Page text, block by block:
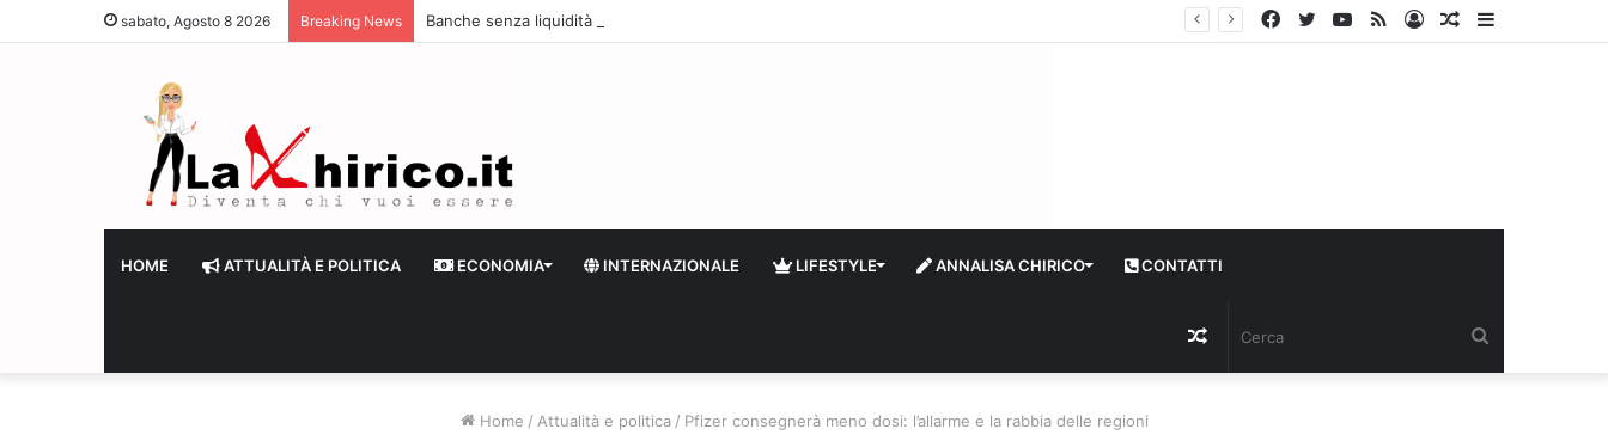
sabato, Agosto 8 2026 Breaking News Banche senza liquidità e riserve Fmi inutilizzabili: la crisi dell’economia russa
Articolo
Log
RSS
YouTube
Twitter
Facebook
HOME ATTUALITÀ E POLITICA ECONOMIA INTERNAZIONALE LIFESTYLE ANNALISA CHIRICO CONTATTI
Articolo
Home / Attualità e politica / Pfizer consegnerà meno dosi: l’allarme e la rabbia delle regioni